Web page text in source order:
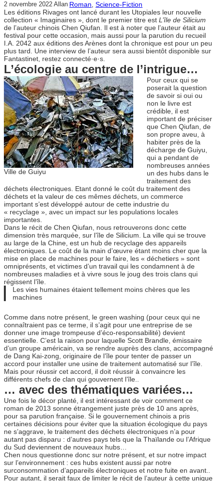
2 novembre 2022 Allan Roman, Science-Fiction
Les éditions Rivages ont lancé durant les Utopiales leur nouvelle
collection « Imaginaires », dont le premier titre est L’île de Silicium
de l’auteur chinois Chen Qiufan. Il est à noter que l’auteur était au
festival pour cette occasion, mais aussi pour la parution du recueil
I.A. 2042 aux éditions des Arènes dont la chronique est pour un peu
plus tard. Une interview de l’auteur sera aussi bientôt disponible sur
Fantastinet, restez connecté·e·s.
L’écologie au centre de l’intrigue…
Ville de Guiyu
Pour ceux qui se
poserait la question
de savoir si oui ou
non le livre est
crédible, il est
important de préciser
que Chen Qiufan, de
son propre aveu, à
habiter près de la
décharge de Guiyu,
qui a pendant de
nombreuses années
un des hubs dans le
traitement des
déchets électroniques. Etant donné le coût du traitement des
déchets et la valeur de ces mêmes déchets, un commerce
important s’est développé autour de cette industrie du
« recyclage », avec un impact sur les populations locales
importantes.
Dans le récit de Chen Qiufan, nous retrouverons donc cette
dimension très marquée, sur l’île de Silicium. La ville qui se trouve
au large de la Chine, est un hub de recyclage des appareils
électroniques. Le coût de la main d’œuvre étant moins cher que la
mise en place de machines pour le faire, les « déchetiers » sont
omniprésents, et victimes d’un travail qui les condamnent à de
nombreuses maladies et à vivre sous le joug des trois clans qui
régissent l’île.
Les vies humaines étaient tellement moins chères que les
machines
Comme dans notre présent, le green washing (pour ceux qui ne
connaîtraient pas ce terme, il s’agit pour une entreprise de se
donner une image trompeuse d’éco-responsabilité) devient
essentielle. C’est la raison pour laquelle Scott Brandle, émissaire
d’un groupe américain, va se rendre auprès des clans, accompagné
de Dang Kai-zong, originaire de l’île pour tenter de passer un
accord pour installer une usine de traitement automatisé sur l’île.
Mais pour réussir cet accord, il doit réussir à convaincre les
différents chefs de clan qui gouvernent l’île..
… avec des thématiques variées…
Une fois le décor planté, il est intéressant de voir comment ce
roman de 2013 sonne étrangement juste près de 10 ans après,
pour sa parution française. Si le gouvernement chinois a pris
certaines décisions pour éviter que la situation écologique du pays
ne s’aggrave, le traitement des déchets électroniques n’a pour
autant pas disparu : d’autres pays tels que la Thaïlande ou l’Afrique
du Sud deviennent de nouveaux hubs…
Chen nous questionne donc sur notre présent, et sur notre impact
sur l’environnement : ces hubs existent aussi par notre
surconsommation d’appareils électroniques et notre fuite en avant..
Pour autant, il serait faux de limiter le récit de l’auteur à cette unique